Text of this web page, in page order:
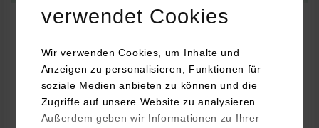
verwendet Cookies
Wir verwenden Cookies, um Inhalte und
Anzeigen zu personalisieren, Funktionen für
soziale Medien anbieten zu können und die
Zugriffe auf unsere Website zu analysieren.
Außerdem geben wir Informationen zu Ihrer
SUPORTIS AG
Wilhelm-Bleyle-Str. 7-9